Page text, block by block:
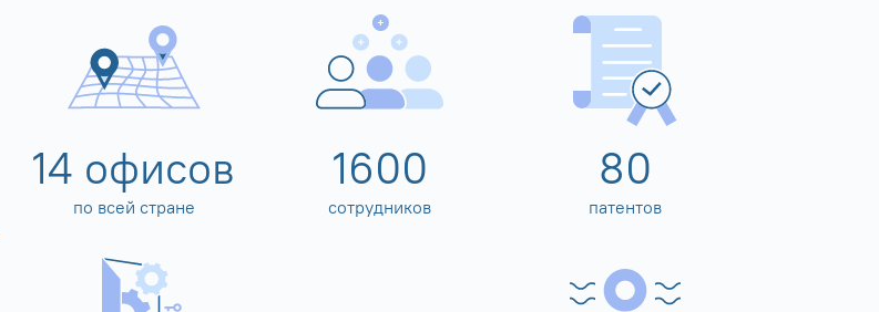
14 офисов
по всей стране
1600
сотрудников
80
патентов